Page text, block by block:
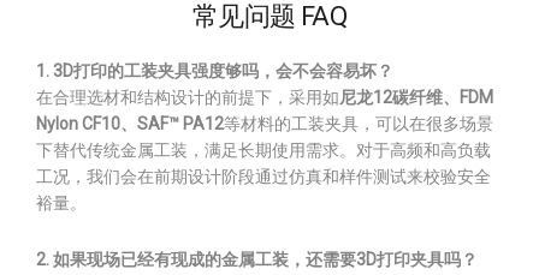
常见问题 FAQ
1. 3D打印的工装夹具强度够吗，会不会容易坏？
在合理选材和结构设计的前提下，采用如尼龙12碳纤维、FDM
Nylon CF10、SAF™ PA12等材料的工装夹具，可以在很多场景
下替代传统金属工装，满足长期使用需求。对于高频和高负载
工况，我们会在前期设计阶段通过仿真和样件测试来校验安全
裕量。
2. 如果现场已经有现成的金属工装，还需要3D打印夹具吗？